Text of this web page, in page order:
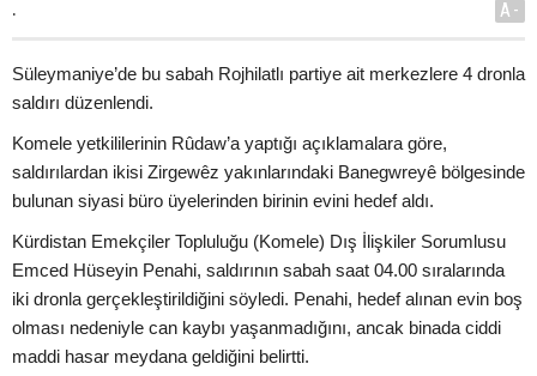
.
A-
Süleymaniye’de bu sabah Rojhilatlı partiye ait merkezlere 4 dronla
saldırı düzenlendi.
Komele yetkililerinin Rûdaw’a yaptığı açıklamalara göre,
saldırılardan ikisi Zirgewêz yakınlarındaki Banegwreyê bölgesinde
bulunan siyasi büro üyelerinden birinin evini hedef aldı.
Kürdistan Emekçiler Topluluğu (Komele) Dış İlişkiler Sorumlusu
Emced Hüseyin Penahi, saldırının sabah saat 04.00 sıralarında
iki dronla gerçekleştirildiğini söyledi. Penahi, hedef alınan evin boş
olması nedeniyle can kaybı yaşanmadığını, ancak binada ciddi
maddi hasar meydana geldiğini belirtti.